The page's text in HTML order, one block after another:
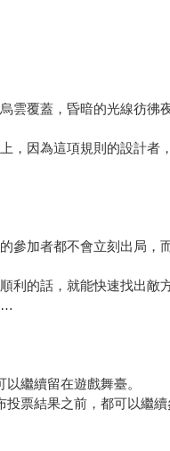
雲覆蓋，昏暗的光線彷
，因為這項規則的設計者
參加者都不會立刻出局
的話，就能快速找出敵
繼續留在遊戲舞臺。
票結果之前，都可以繼續